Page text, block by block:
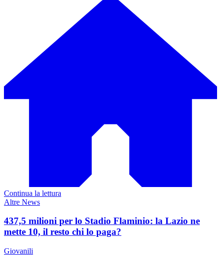
Continua la lettura
Altre News
437,5 milioni per lo Stadio Flaminio: la Lazio ne
mette 10, il resto chi lo paga?
Giovanili